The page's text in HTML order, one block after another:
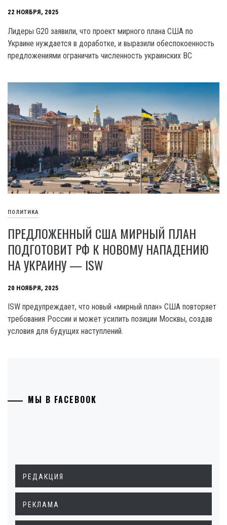
22 НОЯБРЯ, 2025
Лидеры G20 заявили, что проект мирного плана США по
Украине нуждается в доработке, и выразили обеспокоенность
предложениями ограничить численность украинских ВС
ПОЛИТИКА
ПРЕДЛОЖЕННЫЙ США МИРНЫЙ ПЛАН
ПОДГОТОВИТ РФ К НОВОМУ НАПАДЕНИЮ
НА УКРАИНУ — ISW
20 НОЯБРЯ, 2025
ISW предупреждает, что новый «мирный план» США повторяет
требования России и может усилить позиции Москвы, создав
условия для будущих наступлений.
МЫ В FACEBOOK
РЕДАКЦИЯ
РЕКЛАМА